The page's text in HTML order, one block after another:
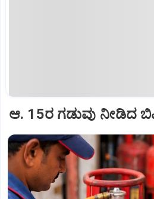
ಆ. 15ರ ಗಡುವು ನೀಡಿದ